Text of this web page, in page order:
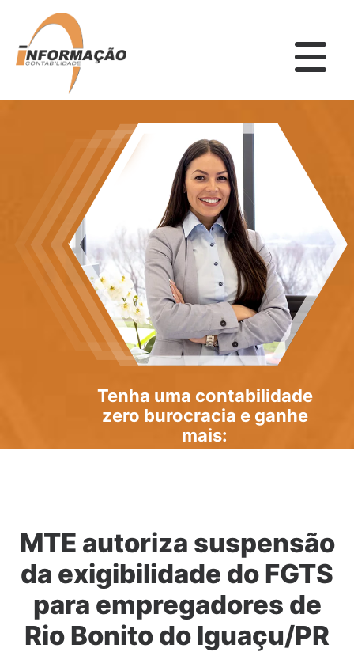
Tenha uma contabilidade
zero burocracia e ganhe
mais:
MTE autoriza suspensão
da exigibilidade do FGTS
para empregadores de
Rio Bonito do Iguaçu/PR